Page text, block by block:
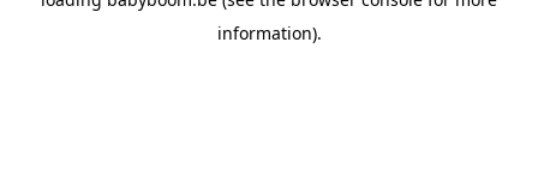
information).